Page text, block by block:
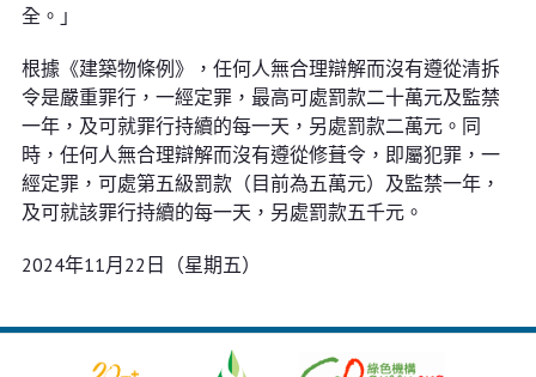
全。」
根據《建築物條例》，任何人無合理辯解而沒有遵從清拆
令是嚴重罪行，一經定罪，最高可處罰款二十萬元及監禁
一年，及可就罪行持續的每一天，另處罰款二萬元。同
時，任何人無合理辯解而沒有遵從修葺令，即屬犯罪，一
經定罪，可處第五級罰款（目前為五萬元）及監禁一年，
及可就該罪行持續的每一天，另處罰款五千元。
2024年11月22日（星期五）